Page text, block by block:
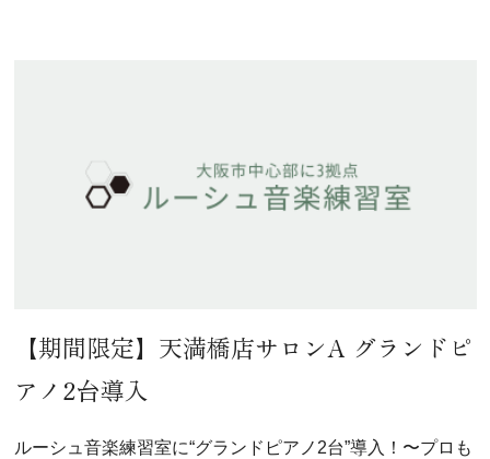
【期間限定】天満橋店サロンA グランドピ
アノ2台導入
ルーシュ音楽練習室に“グランドピアノ2台”導入！〜プロも